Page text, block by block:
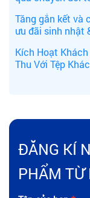
Tăng gắn kết và
ưu đãi sinh nhật
Kích Hoạt
Thu Với Tệp
ĐĂNG KÍ
PHẨM TỪ